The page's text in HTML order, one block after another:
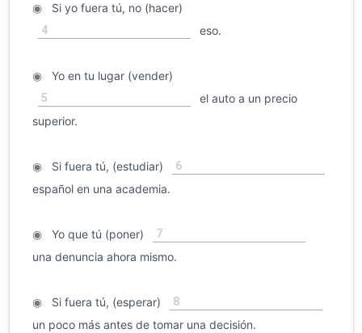
◉Si yo fuera tú, no (hacer)
4 eso.
◉Yo en tu lugar (vender)
5
el auto a un precio
superior.
◉Si fuera tú, (estudiar) 6
español en una academia.
◉Yo que tú (poner) 7
una denuncia ahora mismo.
◉Si fuera tú, (esperar) 8
un poco más antes de tomar una decisión.